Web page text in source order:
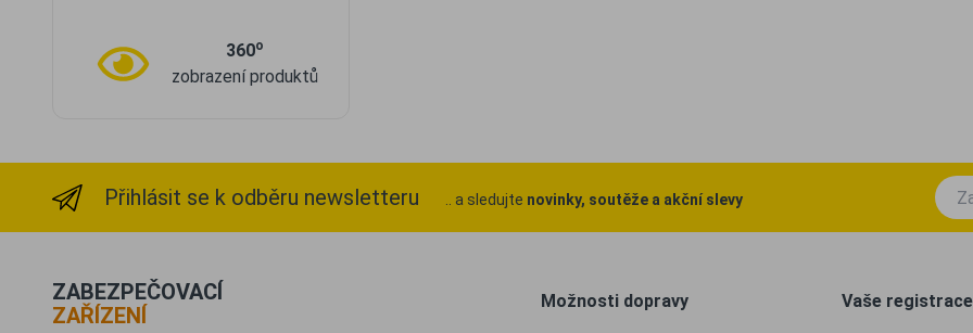
360o
zobrazení produktů
Přihlásit se k odběru newsletteru .. a sledujte novinky, soutěže a akční slevy
ZABEZPEČOVACÍ
ZAŘÍZENÍ
Možnosti dopravy Vaše registrace